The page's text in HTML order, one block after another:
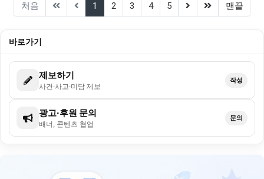
처음 1 (current)
2 3 4 5 (next)(last)맨끝
바로가기
제보하기
사건·사고·미담 제보
작성
광고·후원 문의
배너, 콘텐츠 협업
문의